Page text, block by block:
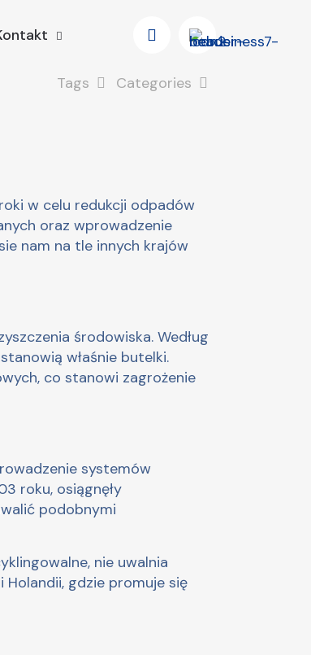
Categories
Tags
w celu redukcji odpadów
oraz wprowadzenie
nam na tle innych krajów
środowiska. Według
właśnie butelki.
co stanowi zagrożenie
systemów
roku, osiągnęły
podobnymi
nie uwalnia
Holandii, gdzie promuje się